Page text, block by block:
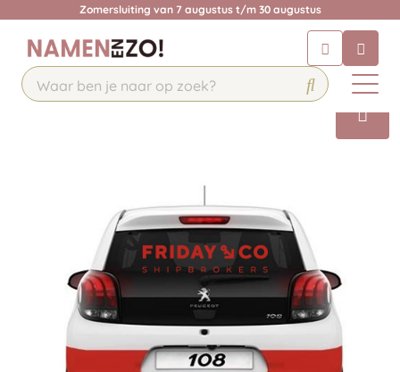
Zomersluiting van 7 augustus t/m 30 augustus
Chat 24/7 met onze chatbot voor
hulp
Contact